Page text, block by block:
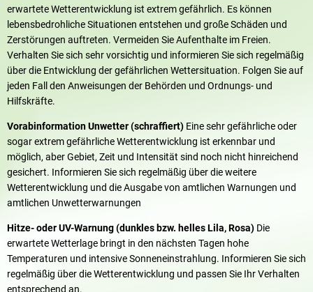
erwartete Wetterentwicklung ist extrem gefährlich. Es können
lebensbedrohliche Situationen entstehen und große Schäden und
Zerstörungen auftreten. Vermeiden Sie Aufenthalte im Freien.
Verhalten Sie sich sehr vorsichtig und informieren Sie sich regelmäßig
über die Entwicklung der gefährlichen Wettersituation. Folgen Sie auf
jeden Fall den Anweisungen der Behörden und Ordnungs- und
Hilfskräfte.
Vorabinformation Unwetter (schraffiert) Eine sehr gefährliche oder
sogar extrem gefährliche Wetterentwicklung ist erkennbar und
möglich, aber Gebiet, Zeit und Intensität sind noch nicht hinreichend
gesichert. Informieren Sie sich regelmäßig über die weitere
Wetterentwicklung und die Ausgabe von amtlichen Warnungen und
amtlichen Unwetterwarnungen
Hitze- oder UV-Warnung (dunkles bzw. helles Lila, Rosa) Die
erwartete Wetterlage bringt in den nächsten Tagen hohe
Temperaturen und intensive Sonneneinstrahlung. Informieren Sie sich
regelmäßig über die Wetterentwicklung und passen Sie Ihr Verhalten
entsprechend an.